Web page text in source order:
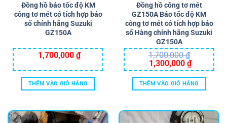
Đồng hồ báo tốc độ KM
công tơ mét có tích hợp báo
số chính hãng Suzuki
GZ150A
1,700,000 ₫
THÊM VÀO GIỎ HÀNG
Đồng hồ công tơ mét
GZ150A Báo tốc độ KM
công tơ mét có tích hợp báo
số Hàng chính hãng Suzuki
GZ150A
1,700,000₫
Giá
gốc
là:
1,700,000 ₫.
1,300,000 ₫Giá
hiện
tại
là:
1,300,000
THÊM VÀO GIỎ HÀNG